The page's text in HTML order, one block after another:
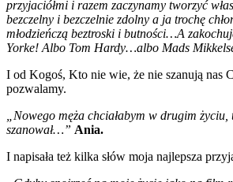
przyjaciółmi i razem zaczynamy tworzyć
bezczelny i bezczelnie zdolny a ja trochę
młodzieńczą beztroski i butności…A
Yorke! Albo Tom Hardy…albo Mads
I od Kogoś, Kto nie wie, że nie szanują nas
pozwalamy.
„Nowego męża chciałabym w drugim
szanował…” Ania.
I napisała też kilka słów moja najlepsza